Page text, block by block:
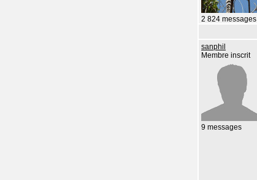
2 824 messages
sanphil
Membre inscrit
9 messages